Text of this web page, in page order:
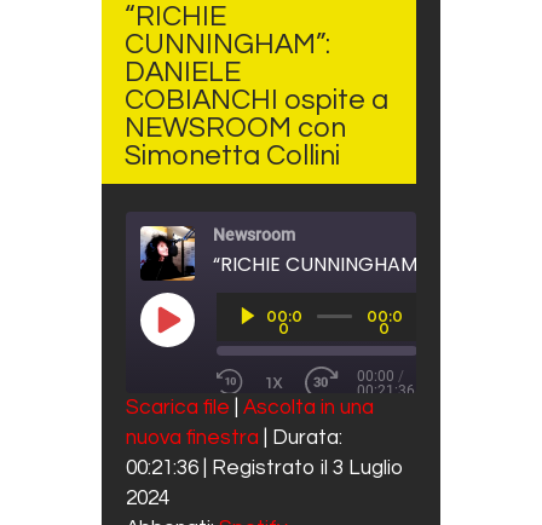
“RICHIE
CUNNINGHAM”:
DANIELE
COBIANCHI ospite a
NEWSROOM con
Simonetta Collini
Newsroom
PLAY EPISODE
Player00:0
0
00:0
0
REWIND 10 SECONDS
1X
FAST FORWARD 30
00:00 /
00:21:36
SUBSCRIBE SHARE
Spotify
RSS FEED
SHARE
LINK
Scarica file
Ascolta in una
nuova finestra
Durata:
00:21:36
Registrato il 3 Luglio
2024